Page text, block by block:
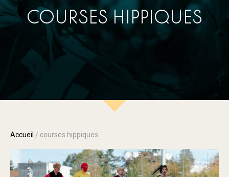
COURSES HIPPIQUES
Accueil / courses hippiques